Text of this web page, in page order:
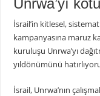
İsrail’in kitlesel,
kampanyasına maruz
kuruluşu Unrwa’yı
yıldönümünü
İsrail, Unrwa’nın